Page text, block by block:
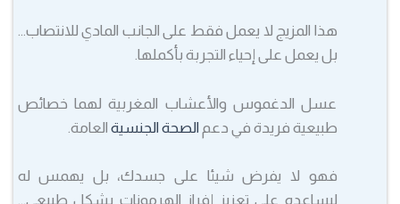
هذا المزيج لا يعمل فقط على الجانب المادي للانتصاب…
بل يعمل على إحياء التجربة بأكملها.
عسل الدغموس والأعشاب المغربية لهما خصائص
طبيعية فريدة في دعمالصحة الجنسيةالعامة.
فهو لا يفرض شيئا على جسدك، بل يهمس له
ليساعده على تعزيز إفراز الهرمونات بشكل طبيعي…